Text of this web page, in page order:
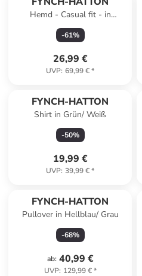
Hemd - Casual fit - in
Dunkelblau
-61%
26,99 €
UVP: 69,99 €*
FYNCH-HATTON
Shirt in Grün/ Weiß
-50%
19,99 €
UVP: 39,99 €*
FYNCH-HATTON
Pullover in Hellblau/ Grau
-68%
ab: 40,99 €
UVP: 129,99 €*